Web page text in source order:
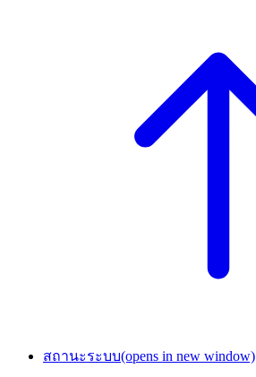
สถานะระบบ(opens in new window)